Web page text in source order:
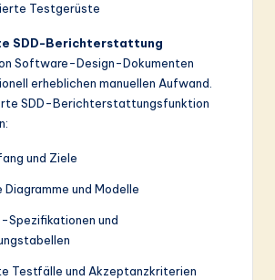
Testgerüste
SDD-Berichterstattung
Software-Design-Dokumenten
erheblichen manuellen Aufwand.
SDD-Berichterstattungsfunktion
und Ziele
und Modelle
und
Testfälle und Akzeptanzkriterien